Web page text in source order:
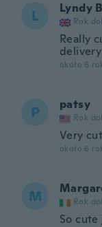
L Lyndy
Rok
Really
około 6
P patsy
Rok
Very
około 6
M Rok
So